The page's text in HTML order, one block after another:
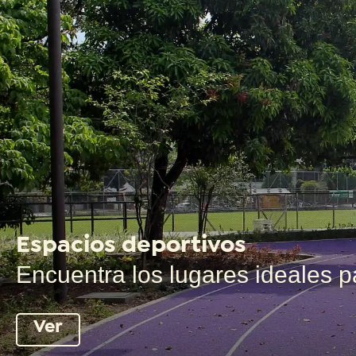
Espacios deportivos
Encuentra los lugares ideales
Ver